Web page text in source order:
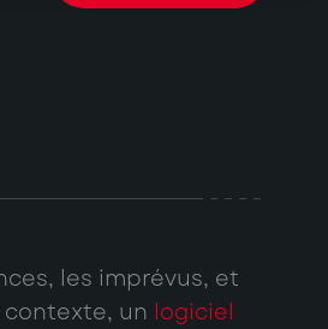
les imprévus, et
un logiciel